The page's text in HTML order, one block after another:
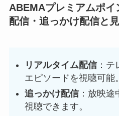
ABEMAプレミアムポイ
配信・追っかけ配信と
リアルタイム配信：テ
エピソードを視聴可能。
追っかけ配信：放映途
視聴できます。